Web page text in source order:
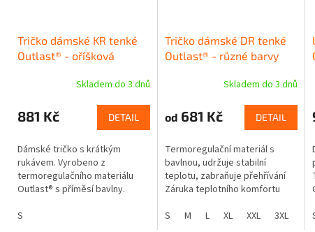
Tričko dámské KR tenké
Outlast® - oříšková
Skladem do 3 dnů
881 Kč DETAIL
Dámské tričko s krátkým
rukávem. Vyrobeno z
termoregulačního materiálu
Outlast® s příměsí bavlny.
zabraňuje přehřívání. Záruka
S
Tričko dámské DR tenké
Outlast® - různé barvy
Skladem do 3 dnů
od 681 Kč DETAIL
Termoregulační materiál s
bavlnou, udržuje stabilní
teplotu, zabraňuje přehřívání
Záruka teplotního komfortu
tělesným teplem Díky
S M L XL XXL 3XL